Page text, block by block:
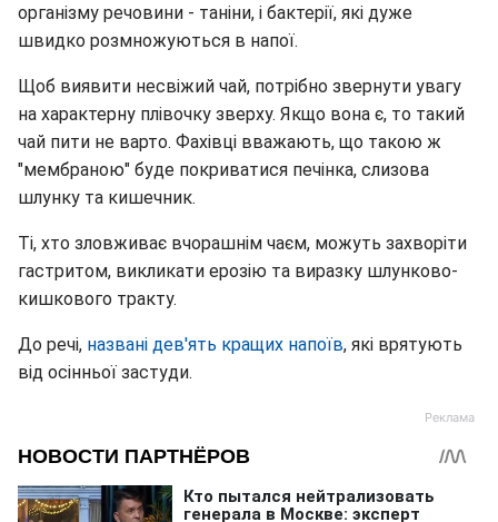
організму речовини - таніни, і бактерії, які дуже
швидко розмножуються в напої.
Щоб виявити несвіжий чай, потрібно звернути увагу
на характерну плівочку зверху. Якщо вона є, то такий
чай пити не варто. Фахівці вважають, що такою ж
"мембраною" буде покриватися печінка, слизова
шлунку та кишечник.
Ті, хто зловживає вчорашнім чаєм, можуть захворіти
гастритом, викликати ерозію та виразку шлунково-
кишкового тракту.
До речі, названі дев'ять кращих напоїв, які врятують
від осінньої застуди.